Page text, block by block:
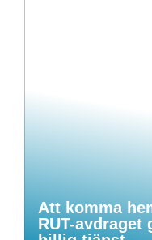
Att komma
RUT-avdraget